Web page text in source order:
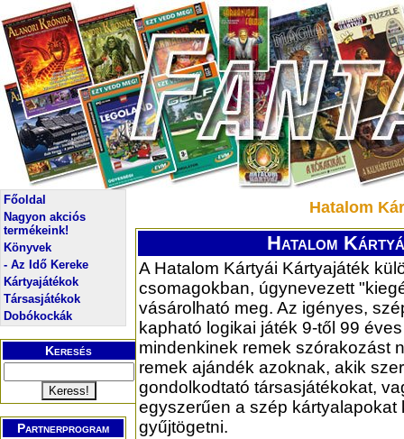
Főoldal
Nagyon akciós
termékeink!
Könyvek
- Az Idő Kereke
Kártyajátékok
Társasjátékok
Dobókockák
Keresés
Partnerprogram
Hatalom
Hatalom
A Hatalom Kártyái Kártyajáték
csomagokban, úgynevezett
vásárolható meg. Az igényes,
kapható logikai játék 9-től 99
mindenkinek remek szórakozást
remek ajándék azoknak, akik
gondolkodtató társasjátékokat,
egyszerűen a szép kártyalapokat
gyűjtögetni.